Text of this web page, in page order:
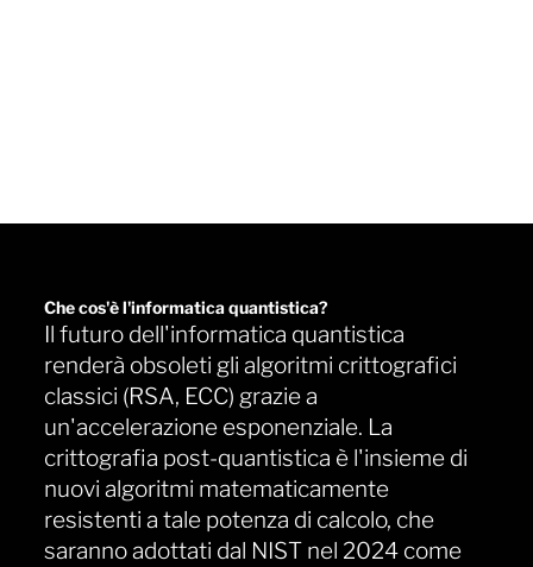
Che cos'è l'informatica quantistica?
Il futuro dell'informatica quantistica
renderà obsoleti gli algoritmi crittografici
classici (RSA, ECC) grazie a
un'accelerazione esponenziale. La
crittografia post-quantistica è l'insieme di
nuovi algoritmi matematicamente
resistenti a tale potenza di calcolo, che
saranno adottati dal NIST nel 2024 come